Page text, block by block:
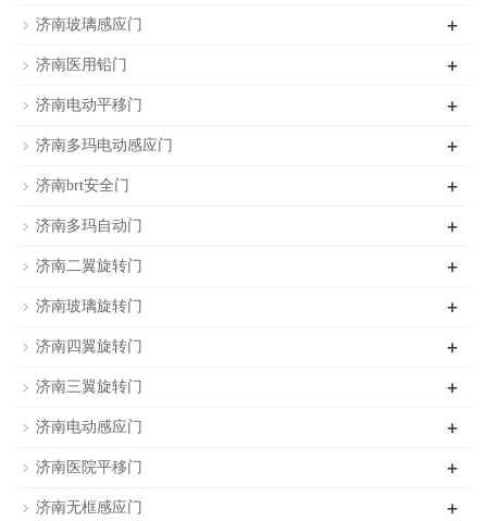
济南玻璃感应门 +
济南医用铅门 +
济南电动平移门 +
济南多玛电动感应门 +
济南brt安全门 +
济南多玛自动门 +
济南二翼旋转门 +
济南玻璃旋转门 +
济南四翼旋转门 +
济南三翼旋转门 +
济南电动感应门 +
济南医院平移门 +
济南无框感应门 +